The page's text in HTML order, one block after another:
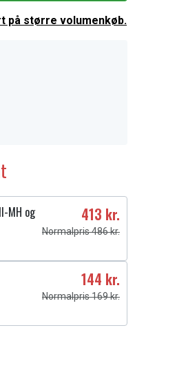
på større volumenkøb.
MH og
413 kr.
Normalpris 486 kr.
144 kr.
Normalpris 169 kr.